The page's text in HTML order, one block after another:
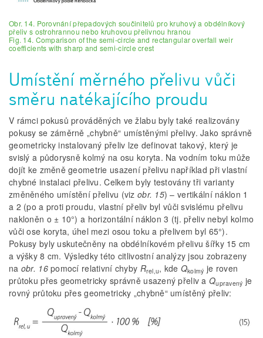
Obr. 14. Porovnání přepadových součinitelů pro kruhový a obdélníkový
přeliv s ostrohrannou nebo kruhovou přelivnou hranou
Fig. 14. Comparison of the semi-circle and rectangular overfall weir
coefficients with sharp and semi-circle crest
Umístění měrného přelivu vůči
směru natékajícího proudu
V rámci pokusů prováděných ve žlabu byly také realizovány
pokusy se záměrně „chybně“ umístěnými přelivy. Jako správně
geometricky instalovaný přeliv lze definovat takový, který je
svislý a půdorysně kolmý na osu koryta. Na vodním toku může
dojít ke změně geometrie usazení přelivu například při vlastní
chybné instalaci přelivu. Celkem byly testovány tři varianty
změněného umístění přelivu (viz obr. 15) – vertikální náklon 1
a 2 (po a proti proudu, vlastní přeliv byl vůči svislému přelivu
nakloněn o ± 10°) a horizontální náklon 3 (tj. přeliv nebyl kolmo
vůči ose koryta, úhel mezi osou toku a přelivem byl 65°).
Pokusy byly uskutečněny na obdélníkovém přelivu šířky 15 cm
a výšky 8 cm. Výsledky této citlivostní analýzy jsou zobrazeny
na obr. 16pomocí relativní chyby Rrel,u, kde Qkolmý je roven
průtoku přes geometricky správně usazený přeliv a Qupravený je
rovný průtoku přes geometricky „chybně“ umístěný přeliv: